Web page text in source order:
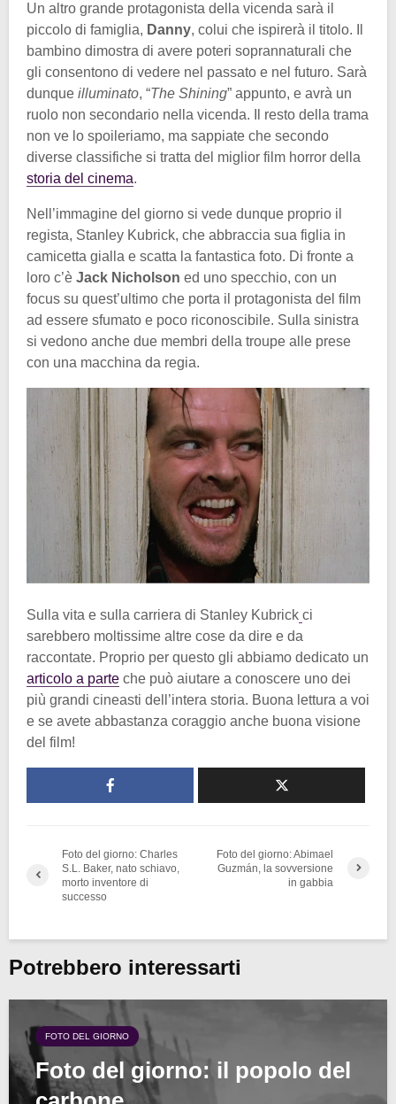
Un altro grande protagonista della vicenda sarà il
piccolo di famiglia, Danny, colui che ispirerà il titolo. Il
bambino dimostra di avere poteri soprannaturali che
gli consentono di vedere nel passato e nel futuro. Sarà
dunque illuminato, “The Shining” appunto, e avrà un
ruolo non secondario nella vicenda. Il resto della trama
non ve lo spoileriamo, ma sappiate che secondo
diverse classifiche si tratta del miglior film horror della
storia del cinema.
Nell’immagine del giorno si vede dunque proprio il
regista, Stanley Kubrick, che abbraccia sua figlia in
camicetta gialla e scatta la fantastica foto. Di fronte a
loro c’è Jack Nicholson ed uno specchio, con un
focus su quest’ultimo che porta il protagonista del film
ad essere sfumato e poco riconoscibile. Sulla sinistra
si vedono anche due membri della troupe alle prese
con una macchina da regia.
Sulla vita e sulla carriera di Stanley Kubrick ci
sarebbero moltissime altre cose da dire e da
raccontate. Proprio per questo gli abbiamo dedicato un
articolo a parte che può aiutare a conoscere uno dei
più grandi cineasti dell’intera storia. Buona lettura a voi
e se avete abbastanza coraggio anche buona visione
del film!
Foto del giorno: Charles
S.L. Baker, nato schiavo,
morto inventore di
successo
Foto del giorno: Abimael
Guzmán, la sovversione
in gabbia
Potrebbero interessarti
FOTO DEL GIORNO
Foto del giorno: il popolo del